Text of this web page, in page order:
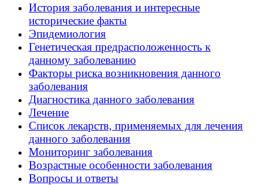
История заболевания и интересные
исторические факты
Эпидемиология
Генетическая предрасположенность к
данному заболеванию
Факторы риска возникновения данного
заболевания
Диагностика данного заболевания
Лечение
Список лекарств, применяемых для лечения
данного заболевания
Мониторинг заболевания
Возрастные особенности заболевания
Вопросы и ответы